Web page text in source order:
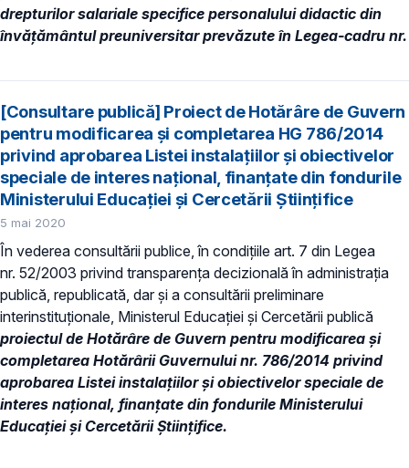
drepturilor salariale specifice personalului didactic din
învățământul preuniversitar prevăzute în Legea-cadru nr.
[Consultare publică] Proiect de Hotărâre de Guvern
pentru modificarea și completarea HG 786/2014
privind aprobarea Listei instalaţiilor şi obiectivelor
speciale de interes naţional, finanţate din fondurile
Ministerului Educaţiei şi Cercetării Ştiinţifice
5 mai 2020
În vederea consultării publice, în condiţiile art. 7 din Legea
nr. 52/2003 privind transparenţa decizională în administraţia
publică, republicată, dar și a consultării preliminare
interinstituționale, Ministerul Educaţiei și Cercetării publică
proiectul de Hotărâre de Guvern pentru modificarea și
completarea Hotărârii Guvernului nr. 786/2014 privind
aprobarea Listei instalaţiilor şi obiectivelor speciale de
interes naţional, finanţate din fondurile Ministerului
Educaţiei şi Cercetării Ştiinţifice.